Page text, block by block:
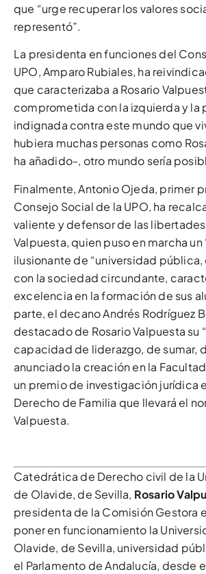
que “urge recuperar los valores
representó”.
La presidenta en funciones del
UPO, Amparo Rubiales, ha
que caracterizaba a Rosario
comprometida con la izquierda y la
indignada contra este mundo que
hubiera muchas personas como
ha añadido-, otro mundo sería
Finalmente, Antonio Ojeda, primer
Consejo Social de la UPO, ha
valiente y defensor de las
Valpuesta, quien puso en marcha
ilusionante de “universidad
con la sociedad circundante,
excelencia en la formación de sus
parte, el decano Andrés Rodríguez
destacado de Rosario Valpuesta su
capacidad de liderazgo, de sumar,
anunciado la creación en la
un premio de investigación jurídica
Derecho de Familia que llevará el
Valpuesta.
Catedrática de Derecho civil de la
de Olavide, de Sevilla, Rosario
presidenta de la Comisión Gestora
poner en funcionamiento la
Olavide, de Sevilla, universidad
el Parlamento de Andalucía, desde